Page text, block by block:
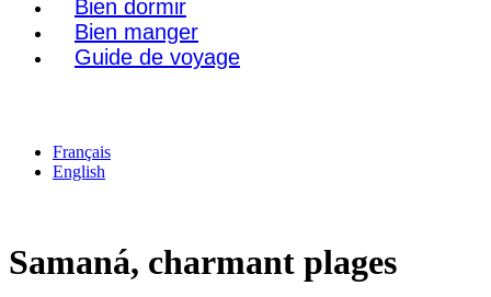
Bien dormir
Bien manger
Guide de voyage
Français
English
Samaná, charmant plages